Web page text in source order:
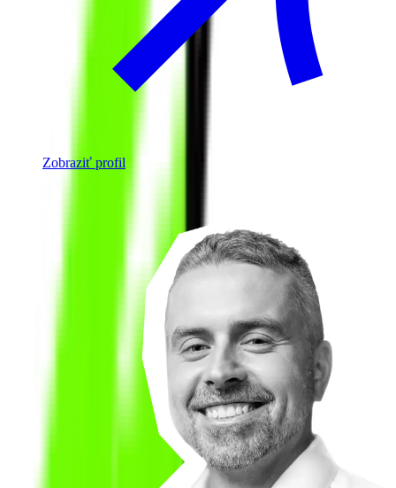
Zobraziť profil